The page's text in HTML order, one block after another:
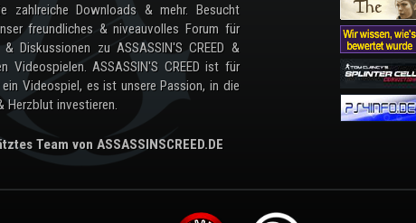
zahlreiche Downloads & mehr. Besucht
freundliches & niveauvolles Forum für
Diskussionen zu ASSASSIN'S CREED &
Videospielen. ASSASSIN'S CREED ist für
Videospiel, es ist unsere Passion, in die
Herzblut investieren.
Team von ASSASSINSCREED.DE